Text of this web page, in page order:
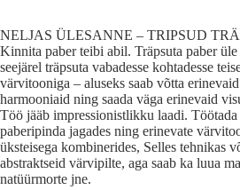
NELJAS ÜLESANNE – TRIPSUD
Kinnita paber teibi abil. Träpsuta paber
seejärel träpsuta vabadesse kohtadesse
värvitooniga – aluseks saab võtta
harmooniaid ning saada väga erinevaid
Töö jääb impressionistlikku laadi.
paberipinda jagades ning erinevate
üksteisega kombinerides, Selles tehnikas
abstraktseid värvipilte, aga saab ka luua
natüürmorte jne.